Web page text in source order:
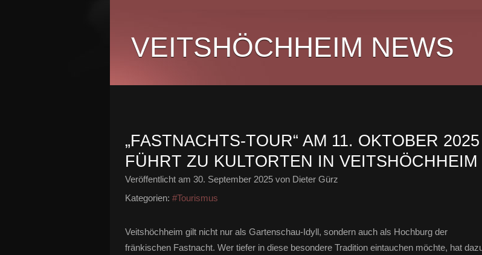
VEITSHÖCHHEIM NEWS
„FASTNACHTS-TOUR“ AM 11. OKTOBER 2025
FÜHRT ZU KULTORTEN IN VEITSHÖCHHEIM
Veröffentlicht am 30. September 2025 von Dieter Gürz
Kategorien: #Tourismus
Veitshöchheim gilt nicht nur als Gartenschau-Idyll, sondern auch als Hochburg der
fränkischen Fastnacht. Wer tiefer in diese besondere Tradition eintauchen möchte, hat